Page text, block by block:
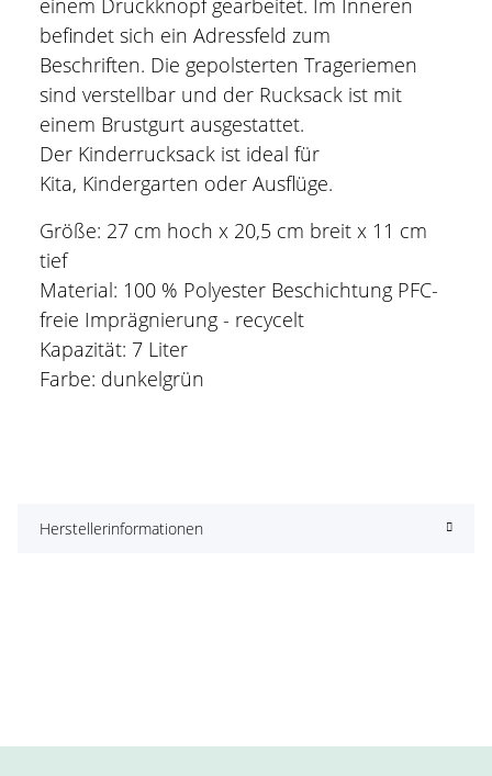
befindet sich ein Adressfeld zum
Beschriften. Die gepolsterten Trageriemen
sind verstellbar und der Rucksack ist mit
einem Brustgurt ausgestattet.
Der Kinderrucksack ist ideal für
Kita, Kindergarten oder Ausflüge.
Größe: 27 cm hoch x 20,5 cm breit x 11 cm
tief
Material: 100 % Polyester Beschichtung PFC-
freie Imprägnierung - recycelt
Kapazität: 7 Liter
Farbe: dunkelgrün
Herstellerinformationen